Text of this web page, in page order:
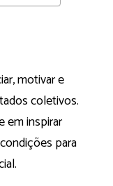
motivar e
coletivos.
em inspirar
para